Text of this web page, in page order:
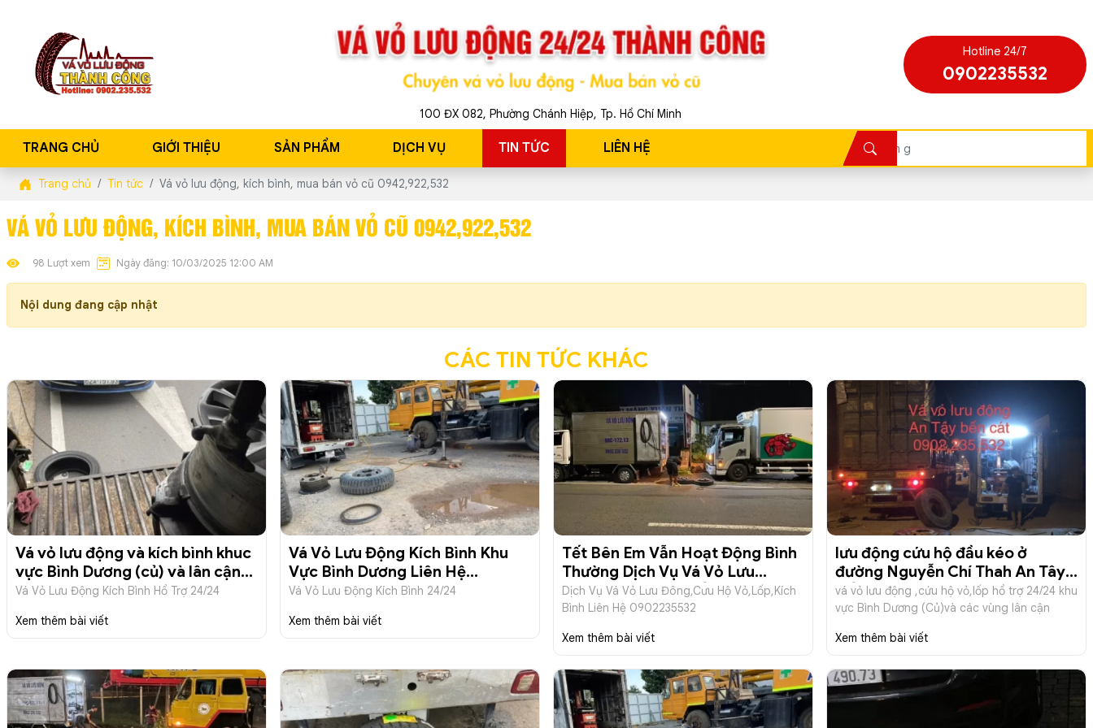
100 ĐX 082, Phường Chánh Hiệp, Tp. Hồ Chí Minh
Hotline 24/7
0902235532
TRANG CHỦ GIỚI THIỆU SẢN PHẨM DỊCH VỤ TIN TỨC LIÊN HỆ
Trang chủ Tin tức Vá vỏ lưu động, kích bình, mua bán vỏ cũ 0942,922,532
VÁ VỎ LƯU ĐỘNG, KÍCH BÌNH, MUA BÁN VỎ CŨ 0942,922,532
98 Lượt xem Ngày đăng: 10/03/2025 12:00 AM
Nội dung đang cập nhật
CÁC TIN TỨC KHÁC
Vá vỏ lưu động và kích bình khuc
vực Bình Dương (củ) và lân cận
liên hệ 0902235532
Vá Vỏ Lưu Động Kích Bình Hổ Trợ 24/24
Xem thêm bài viết
Vá Vỏ Lưu Động Kích Bình Khu
Vực Bình Dương Liên Hệ
0902235532
Vá Vỏ Lưu Động Kích Bình 24/24
Xem thêm bài viết
Tết Bên Em Vẫn Hoạt Động Bình
Thường Dịch Vụ Vá Vỏ Lưu
Đông,Cưu Hộ Vỏ,Lốp,Kích Bình
Dịch Vụ Vá Vỏ Lưu Đông,Cưu Hộ Vỏ,Lốp,Kích
Bình Liên Hệ 0902235532
Xem thêm bài viết
lưu động cứu hộ đầu kéo ở
đường Nguyễn Chí Thah An Tây
Bến Cát (Bình Dương Củ)
vá vỏ lưu động ,cứu hộ vỏ,lốp hổ trợ 24/24 khu
vực Bình Dương (Củ)và các vùng lân cận
Xem thêm bài viết